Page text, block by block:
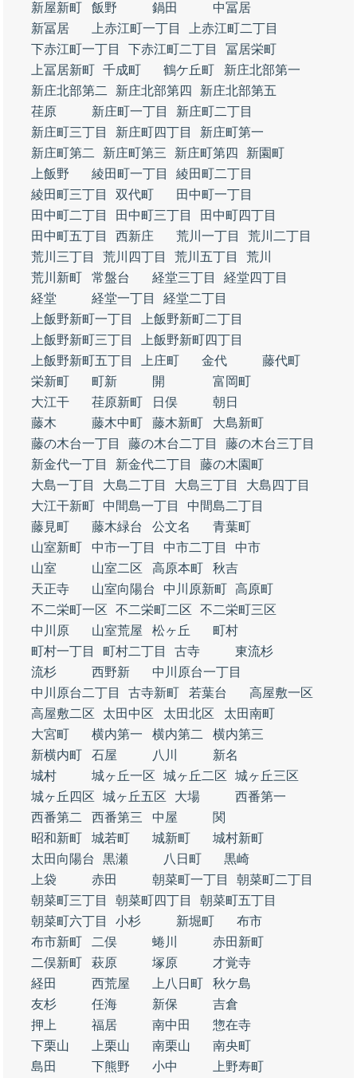
新屋新町
飯野 鍋田
中冨居
新冨居
上赤江町一丁目
上赤江町二丁目
下赤江町一丁目
下赤江町二丁目
冨居栄町
上冨居新町 千成町 鶴ケ丘町
新庄北部第一
新庄北部第二
新庄北部第四
新庄北部第五
荏原
新庄町一丁目
新庄町二丁目
新庄町三丁目
新庄町四丁目
新庄町第一
新庄町第二
新庄町第三 新庄町第四
新園町
上飯野
綾田町一丁目
綾田町二丁目
綾田町三丁目
双代町
田中町一丁目
田中町二丁目
田中町三丁目
田中町四丁目
田中町五丁目
西新庄 荒川一丁目
荒川二丁目
荒川三丁目
荒川四丁目 荒川五丁目
荒川
荒川新町
常盤台 経堂三丁目
経堂四丁目
経堂
経堂一丁目
経堂二丁目
上飯野新町一丁目
上飯野新町二丁目
上飯野新町三丁目
上飯野新町四丁目
上飯野新町五丁目
上庄町 金代
藤代町
栄新町
町新 開
富岡町
大江干
荏原新町 日俣
朝日
藤木
藤木中町 藤木新町
大島新町
藤の木台一丁目
藤の木台二丁目
藤の木台三丁目
新金代一丁目
新金代二丁目
藤の木園町
大島一丁目
大島二丁目 大島三丁目
大島四丁目
大江干新町
中間島一丁目
中間島二丁目
藤見町
藤木緑台 公文名
青葉町
山室新町
中市一丁目 中市二丁目
中市
山室
山室二区 高原本町
秋吉
天正寺
山室向陽台 中川原新町 高原町
不二栄町一区
不二栄町二区
不二栄町三区
中川原
山室荒屋 松ヶ丘
町村
町村一丁目
町村二丁目 古寺
東流杉
流杉
西野新
中川原台一丁目
中川原台二丁目
古寺新町 若葉台
高屋敷一区
高屋敷二区
太田中区 太田北区
太田南町
大宮町
横内第一 横内第二
横内第三
新横内町
石屋 八川
新名
城村
城ヶ丘一区 城ヶ丘二区
城ヶ丘三区
城ヶ丘四区
城ヶ丘五区 大場
西番第一
西番第二
西番第三 中屋
関
昭和新町
城若町 城新町
城村新町
太田向陽台
黒瀬 八日町
黒崎
上袋
赤田 朝菜町一丁目
朝菜町二丁目
朝菜町三丁目
朝菜町四丁目
朝菜町五丁目
朝菜町六丁目
小杉 新堀町
布市
布市新町
二俣 蜷川
赤田新町
二俣新町
萩原 塚原
才覚寺
経田
西荒屋 上八日町
秋ケ島
友杉
任海 新保
吉倉
押上
福居 南中田
惣在寺
下栗山
上栗山 南栗山
南央町
島田
下熊野 小中 上野寿町